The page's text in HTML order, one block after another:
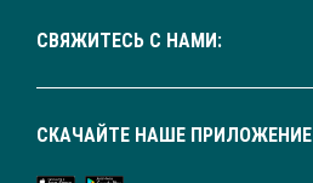
СВЯЖИТЕСЬ С НАМИ:
СКАЧАЙТЕ НАШЕ ПРИЛОЖЕНИЕ